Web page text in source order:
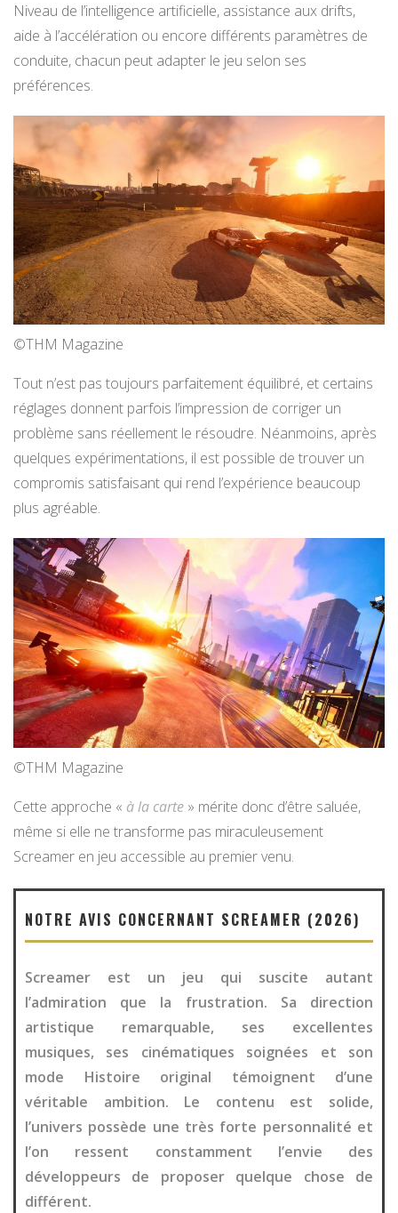
Niveau de l’intelligence artificielle, assistance aux drifts,
aide à l’accélération ou encore différents paramètres de
conduite, chacun peut adapter le jeu selon ses
préférences.
©THM Magazine
Tout n’est pas toujours parfaitement équilibré, et certains
réglages donnent parfois l’impression de corriger un
problème sans réellement le résoudre. Néanmoins, après
quelques expérimentations, il est possible de trouver un
compromis satisfaisant qui rend l’expérience beaucoup
plus agréable.
©THM Magazine
Cette approche « à la carte » mérite donc d’être saluée,
même si elle ne transforme pas miraculeusement
Screamer en jeu accessible au premier venu.
NOTRE AVIS CONCERNANT SCREAMER (2026)
Screamer est un jeu qui suscite autant
l’admiration que la frustration. Sa direction
artistique remarquable, ses excellentes
musiques, ses cinématiques soignées et son
mode Histoire original témoignent d’une
véritable ambition. Le contenu est solide,
l’univers possède une très forte personnalité et
l’on ressent constamment l’envie des
développeurs de proposer quelque chose de
différent.